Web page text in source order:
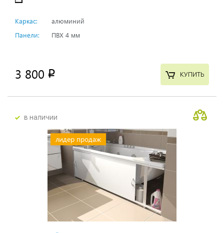
Каркас:
алюминий
Панели:
ПВХ 4 мм
3 800 p КУПИТЬ
в наличии
лидер продаж